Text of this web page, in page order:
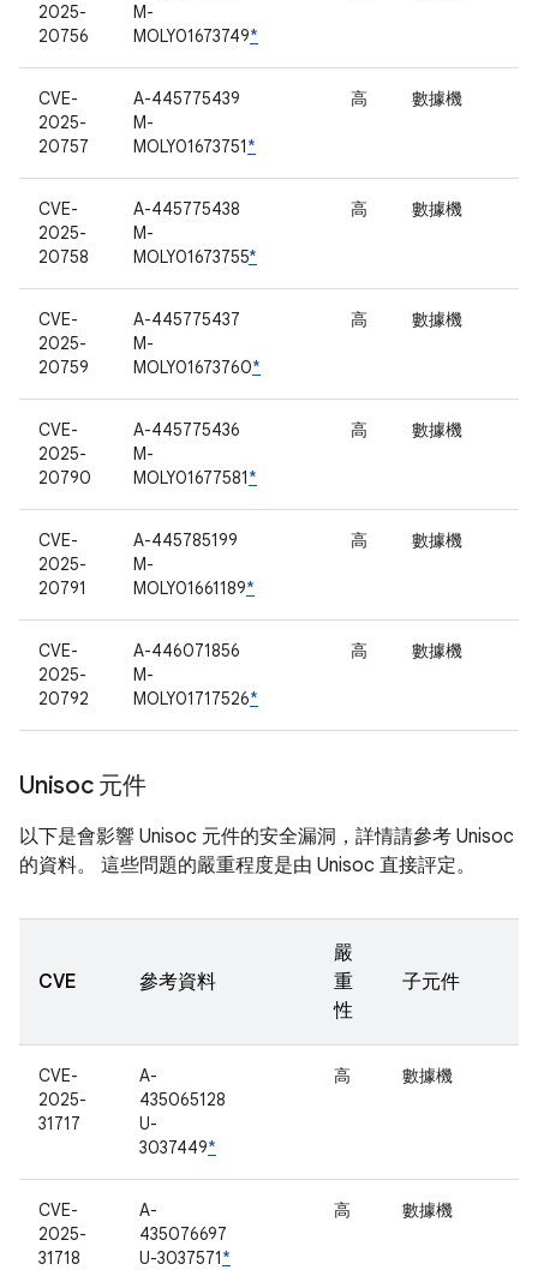
2025-
20756
M-
MOLY01673749*
CVE-
2025-
20757
A-445775439
M-
MOLY01673751*
高 數據機
CVE-
2025-
20758
A-445775438
M-
MOLY01673755*
高 數據機
CVE-
2025-
20759
A-445775437
M-
MOLY01673760*
高 數據機
CVE-
2025-
20790
A-445775436
M-
MOLY01677581*
高 數據機
CVE-
2025-
20791
A-445785199
M-
MOLY01661189*
高 數據機
CVE-
2025-
20792
A-446071856
M-
MOLY01717526*
高 數據機
Unisoc 元件
以下是會影響 Unisoc 元件的安全漏洞，詳情請參考 Unisoc
的資料。 這些問題的嚴重程度是由 Unisoc 直接評定。
CVE 參考資料
嚴
重
性
子元件
CVE-
2025-
31717
A-
435065128
U-
3037449*
高 數據機
CVE-
2025-
31718
A-
435076697
U-3037571*
高 數據機